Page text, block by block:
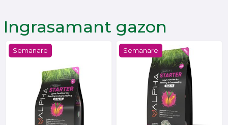
Ingrasamant gazon
Semanare Semanare